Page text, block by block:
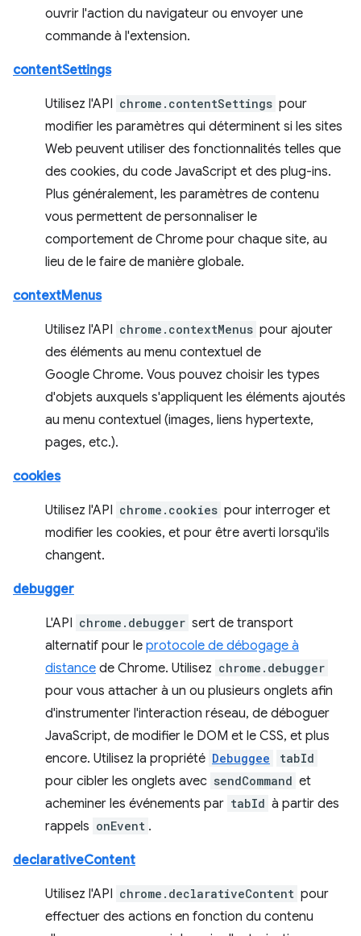
ouvrir l'action du navigateur ou envoyer une
commande à l'extension.
contentSettings
Utilisez l'API chrome.contentSettings pour
modifier les paramètres qui déterminent si les sites
Web peuvent utiliser des fonctionnalités telles que
des cookies, du code JavaScript et des plug-ins.
Plus généralement, les paramètres de contenu
vous permettent de personnaliser le
comportement de Chrome pour chaque site, au
lieu de le faire de manière globale.
contextMenus
Utilisez l'API chrome.contextMenus pour ajouter
des éléments au menu contextuel de
Google Chrome. Vous pouvez choisir les types
d'objets auxquels s'appliquent les éléments ajoutés
au menu contextuel (images, liens hypertexte,
pages, etc.).
cookies
Utilisez l'API chrome.cookies pour interroger et
modifier les cookies, et pour être averti lorsqu'ils
changent.
debugger
L'API chrome.debugger sert de transport
alternatif pour le protocole de débogage à
distance de Chrome. Utilisez chrome.debugger
pour vous attacher à un ou plusieurs onglets afin
d'instrumenter l'interaction réseau, de déboguer
JavaScript, de modifier le DOM et le CSS, et plus
encore. Utilisez la propriété Debuggee tabId
pour cibler les onglets avec sendCommand et
acheminer les événements par tabId à partir des
rappels onEvent .
declarativeContent
Utilisez l'API chrome.declarativeContent pour
effectuer des actions en fonction du contenu